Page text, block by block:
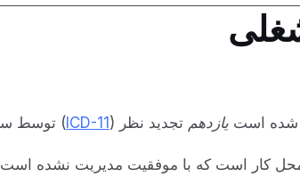
شده است یازدهم تجدید نظر ( ICD-11 ) توسط
کار است که با موفقیت مدیریت نشده